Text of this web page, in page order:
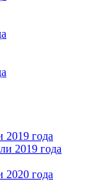
2019 года
2019 года
2020 года